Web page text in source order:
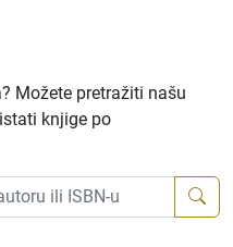
Možete pretražiti našu
knjige po